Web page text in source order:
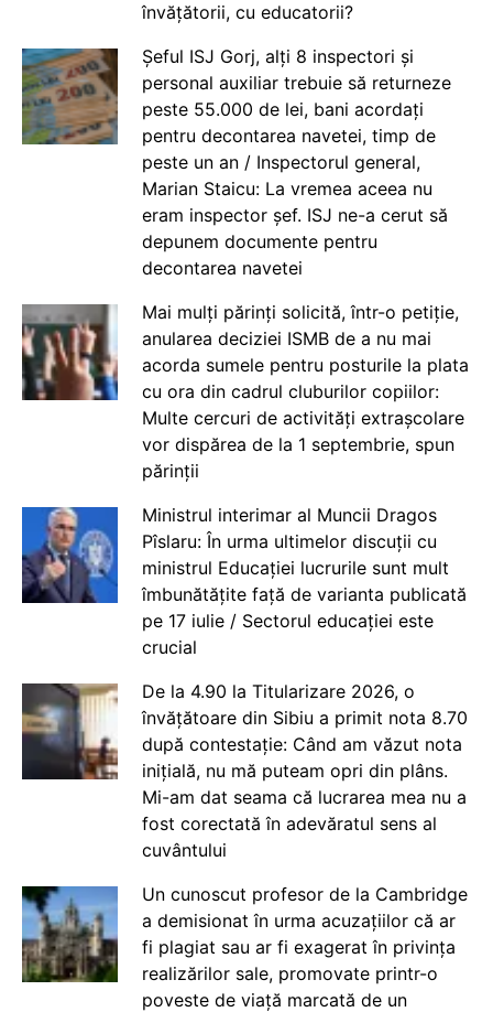
învățătorii, cu educatorii?
Șeful ISJ Gorj, alți 8 inspectori și
personal auxiliar trebuie să returneze
peste 55.000 de lei, bani acordați
pentru decontarea navetei, timp de
peste un an / Inspectorul general,
Marian Staicu: La vremea aceea nu
eram inspector șef. ISJ ne-a cerut să
depunem documente pentru
decontarea navetei
Mai mulți părinți solicită, într-o petiție,
anularea deciziei ISMB de a nu mai
acorda sumele pentru posturile la plata
cu ora din cadrul cluburilor copiilor:
Multe cercuri de activități extrașcolare
vor dispărea de la 1 septembrie, spun
părinții
Ministrul interimar al Muncii Dragos
Pîslaru: În urma ultimelor discuții cu
ministrul Educației lucrurile sunt mult
îmbunătățite față de varianta publicată
pe 17 iulie / Sectorul educației este
crucial
De la 4.90 la Titularizare 2026, o
învățătoare din Sibiu a primit nota 8.70
după contestație: Când am văzut nota
inițială, nu mă puteam opri din plâns.
Mi-am dat seama că lucrarea mea nu a
fost corectată în adevăratul sens al
cuvântului
Un cunoscut profesor de la Cambridge
a demisionat în urma acuzațiilor că ar
fi plagiat sau ar fi exagerat în privința
realizărilor sale, promovate printr-o
poveste de viață marcată de un